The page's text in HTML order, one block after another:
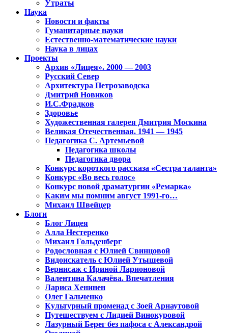
Утраты
Наука
Новости и факты
Гуманитарные науки
Естественно-математические науки
Наука в лицах
Проекты
Архив «Лицея». 2000 — 2003
Русский Север
Архитектура Петрозаводска
Дмитрий Новиков
И.С.Фрадков
Здоровье
Художественная галерея Дмитрия Москина
Великая Отечественная. 1941 — 1945
Педагогика С. Артемьевой
Педагогика школы
Педагогика двора
Конкурс короткого рассказа «Сестра таланта»
Конкурс «Во весь голос»
Конкурс новой драматургии «Ремарка»
Каким мы помним август 1991-го…
Михаил Швейцер
Блоги
Блог Лицея
Алла Нестеренко
Михаил Гольденберг
Родословная с Юлией Свинцовой
Видоискатель с Юлией Утышевой
Вернисаж с Ириной Ларионовой
Валентина Калачёва. Впечатления
Лариса Хенинен
Олег Гальченко
Культурный променад с Зоей Арнаутовой
Путешествуем с Лидией Винокуровой
Лазурный Берег без пафоса с Александрой